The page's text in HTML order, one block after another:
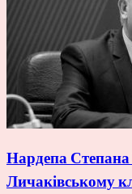
Нардепа
Личаківському